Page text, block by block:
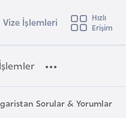
e
Vize İşlemleri
Hızlı
Erişim
Sorular & Yorumlar